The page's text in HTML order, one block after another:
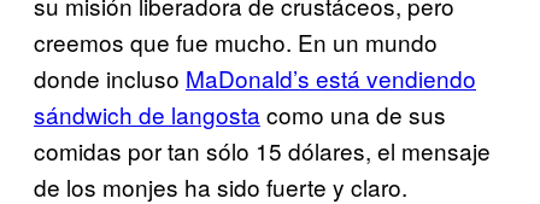
creemos que fue mucho. En un mundo
donde incluso MaDonald’s está vendiendo
sándwich de langosta como una de sus
comidas por tan sólo 15 dólares, el mensaje
de los monjes ha sido fuerte y claro.